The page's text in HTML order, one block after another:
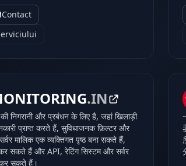
Contact
.IN
की निगरानी और प्रबंधन के लिए है, जहां खिलाड़ी
प्राप्त करते हैं, सुविधाजनक फ़िल्टर और
मालिक एक व्यक्तिगत पृष्ठ बना सकते हैं,
कर सकते हैं और API, रेटिंग सिस्टम और सर्वर
कर सकते हैं।